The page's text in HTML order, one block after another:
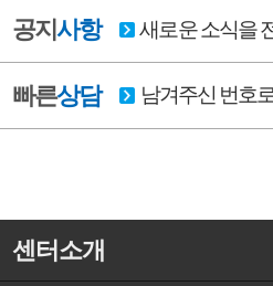
공지사항 새로운 소식을
빠른상담 남겨주신 번호
센터소개